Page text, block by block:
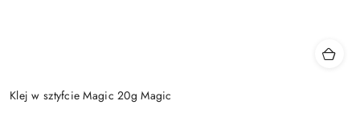
Klej w sztyfcie Magic 20g Magic